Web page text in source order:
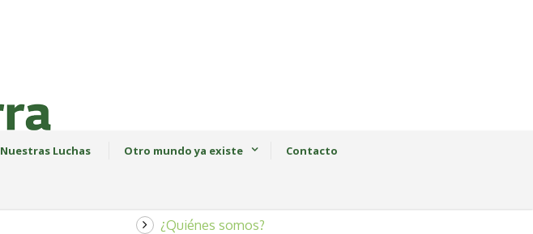
Nuestras Luchas Otro mundo ya existe Contacto
¿Quiénes somos?